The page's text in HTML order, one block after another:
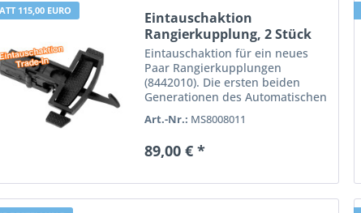
115,00 EURO
Eintauschaktion
Rangierkupplung, 2 Stück
(8442010)
Eintauschaktion für ein neues
Paar Rangierkupplungen
(8442010). Die ersten beiden
Generationen des Automatischen
Rangierkupplung (8442000)
repariert werden. Daher bietet
Art.-Nr.: MS8008011
89,00 € *